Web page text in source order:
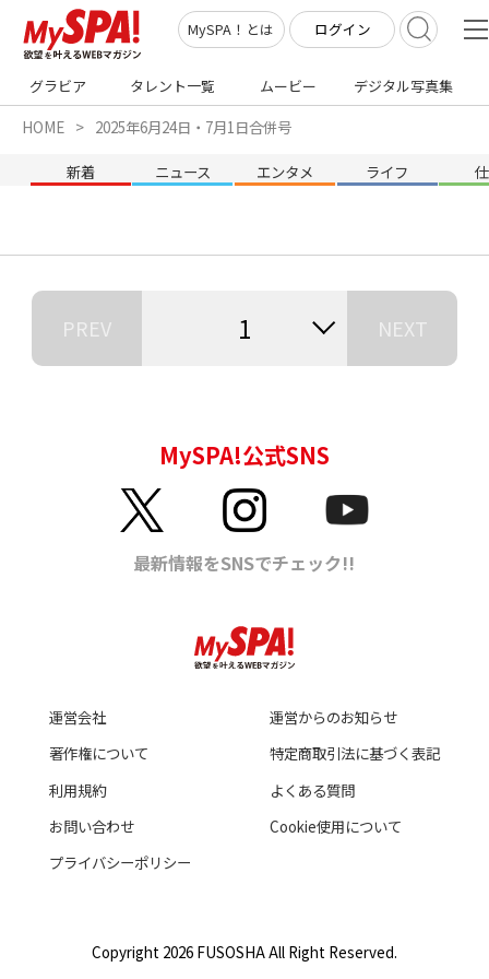
MySPA！とは ログイン
グラビア タレント一覧 ムービー デジタル写真集
HOME 2025年6月24日・7月1日合併号
新着 ニュース エンタメ ライフ
PREV 1 NEXT
運営会社
運営からのお知らせ
著作権について
特定商取引法に基づく表記
利用規約
よくある質問
お問い合わせ
Cookie使用について
プライバシーポリシー
Copyright 2026 FUSOSHA All Right Reserved.